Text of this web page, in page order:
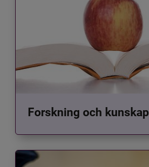
Forskning och kunskap